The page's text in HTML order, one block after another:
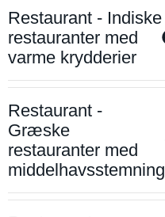
Restaurant - Indiske
restauranter med
varme krydderier
Restaurant -
Græske
restauranter med
middelhavsstemning